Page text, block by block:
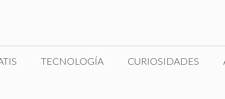
TECNOLOGÍA CURIOSIDADES